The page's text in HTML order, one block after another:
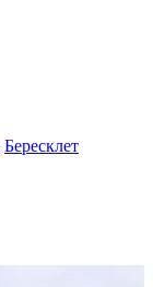
Бересклет